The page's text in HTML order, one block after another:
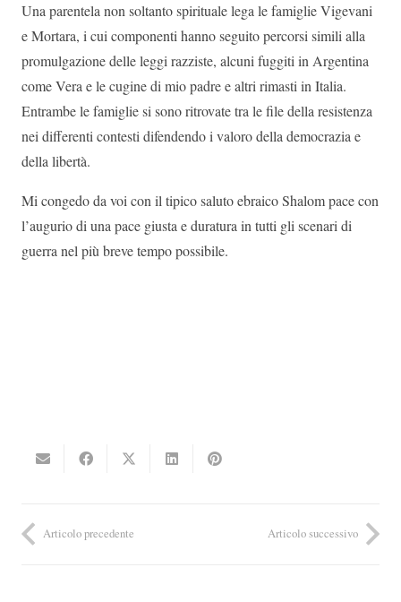
Una parentela non soltanto spirituale lega le famiglie Vigevani
e Mortara, i cui componenti hanno seguito percorsi simili alla
promulgazione delle leggi razziste, alcuni fuggiti in Argentina
come Vera e le cugine di mio padre e altri rimasti in Italia.
Entrambe le famiglie si sono ritrovate tra le file della resistenza
nei differenti contesti difendendo i valoro della democrazia e
della libertà.
Mi congedo da voi con il tipico saluto ebraico Shalom pace con
l’augurio di una pace giusta e duratura in tutti gli scenari di
guerra nel più breve tempo possibile.
Articolo precedente Articolo successivo